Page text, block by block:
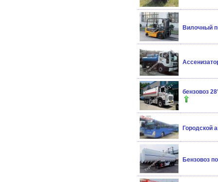
Вилочный
бензовоз
Городской
Бензовоз